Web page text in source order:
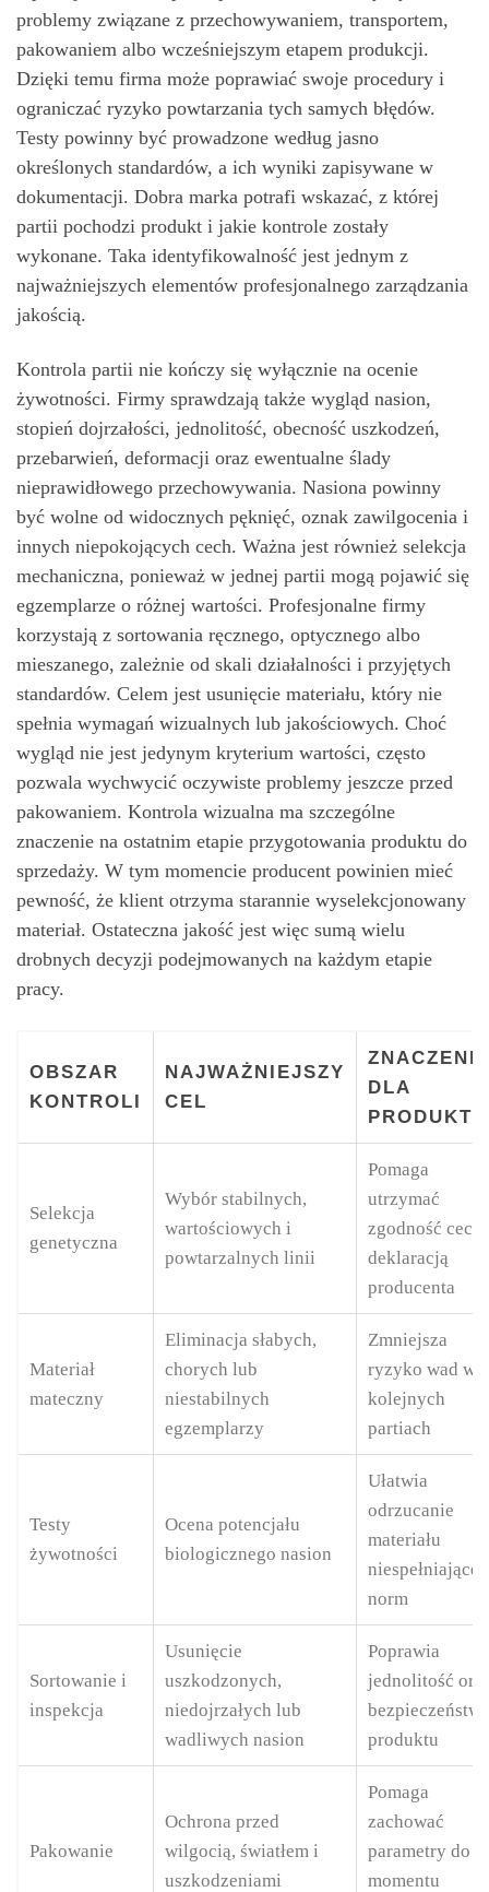
problemy związane z przechowywaniem, transportem,
pakowaniem albo wcześniejszym etapem produkcji.
Dzięki temu firma może poprawiać swoje procedury i
ograniczać ryzyko powtarzania tych samych błędów.
Testy powinny być prowadzone według jasno
określonych standardów, a ich wyniki zapisywane w
dokumentacji. Dobra marka potrafi wskazać, z której
partii pochodzi produkt i jakie kontrole zostały
wykonane. Taka identyfikowalność jest jednym z
najważniejszych elementów profesjonalnego zarządzania
jakością.
Kontrola partii nie kończy się wyłącznie na ocenie
żywotności. Firmy sprawdzają także wygląd nasion,
stopień dojrzałości, jednolitość, obecność uszkodzeń,
przebarwień, deformacji oraz ewentualne ślady
nieprawidłowego przechowywania. Nasiona powinny
być wolne od widocznych pęknięć, oznak zawilgocenia i
innych niepokojących cech. Ważna jest również selekcja
mechaniczna, ponieważ w jednej partii mogą pojawić się
egzemplarze o różnej wartości. Profesjonalne firmy
korzystają z sortowania ręcznego, optycznego albo
mieszanego, zależnie od skali działalności i przyjętych
standardów. Celem jest usunięcie materiału, który nie
spełnia wymagań wizualnych lub jakościowych. Choć
wygląd nie jest jedynym kryterium wartości, często
pozwala wychwycić oczywiste problemy jeszcze przed
pakowaniem. Kontrola wizualna ma szczególne
znaczenie na ostatnim etapie przygotowania produktu do
sprzedaży. W tym momencie producent powinien mieć
pewność, że klient otrzyma starannie wyselekcjonowany
materiał. Ostateczna jakość jest więc sumą wielu
drobnych decyzji podejmowanych na każdym etapie
pracy.
OBSZAR
KONTROLI
NAJWAŻNIEJSZY
CEL
DLA
PRODUKTU
Selekcja
genetyczna
Wybór stabilnych,
wartościowych i
powtarzalnych linii
Pomaga
utrzymać
zgodność cech
deklaracją
producenta
Materiał
mateczny
Eliminacja słabych,
chorych lub
niestabilnych
egzemplarzy
Zmniejsza
ryzyko wad w
kolejnych
partiach
Testy
żywotności
Ocena potencjału
biologicznego nasion
Ułatwia
odrzucanie
materiału
norm
Sortowanie i
inspekcja
Usunięcie
uszkodzonych,
niedojrzałych lub
wadliwych nasion
Poprawia
jednolitość
produktu
Pakowanie
Ochrona przed
wilgocią, światłem i
uszkodzeniami
Pomaga
zachować
parametry do
momentu